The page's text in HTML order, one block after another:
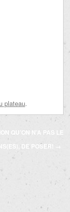
plateau.
QU’ON N’A PAS LE
DE POSER!
→